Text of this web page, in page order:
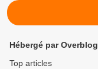
Hébergé par Overblog
Top articles